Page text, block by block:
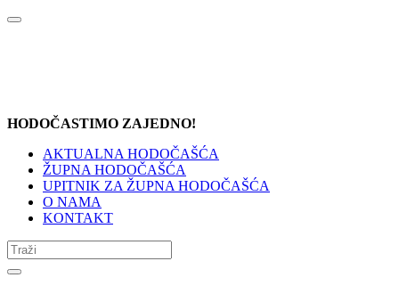
HODOČASTIMO ZAJEDNO!
AKTUALNA HODOČAŠĆA
ŽUPNA HODOČAŠĆA
UPITNIK ZA ŽUPNA HODOČAŠĆA
O NAMA
KONTAKT